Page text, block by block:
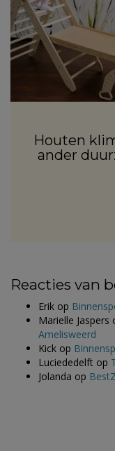
Houten
ander
Reacties van
Erik op
Marielle Jaspers
Amelisweerd
Kick op
Luciededelft op
Jolanda op